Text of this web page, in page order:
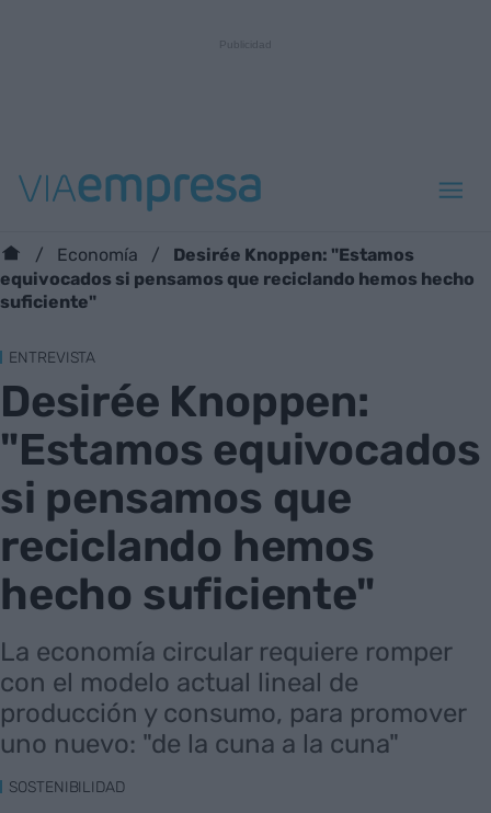
Economía
Desirée Knoppen: "Estamos
equivocados si pensamos que reciclando hemos hecho
suficiente"
ENTREVISTA
Desirée Knoppen:
"Estamos equivocados
si pensamos que
reciclando hemos
hecho suficiente"
La economía circular requiere romper
con el modelo actual lineal de
producción y consumo, para promover
uno nuevo: "de la cuna a la cuna"
SOSTENIBILIDAD